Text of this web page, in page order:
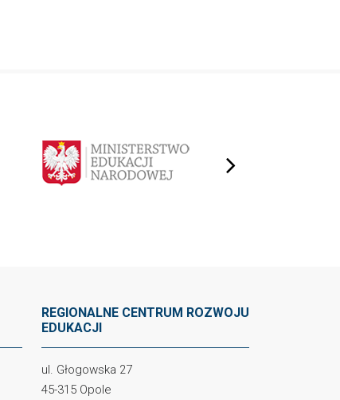
next
REGIONALNE CENTRUM ROZWOJU
EDUKACJI
ul. Głogowska 27
45-315 Opole